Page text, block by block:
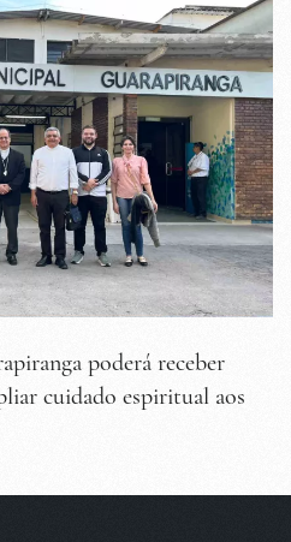
poderá receber
cuidado espiritual aos